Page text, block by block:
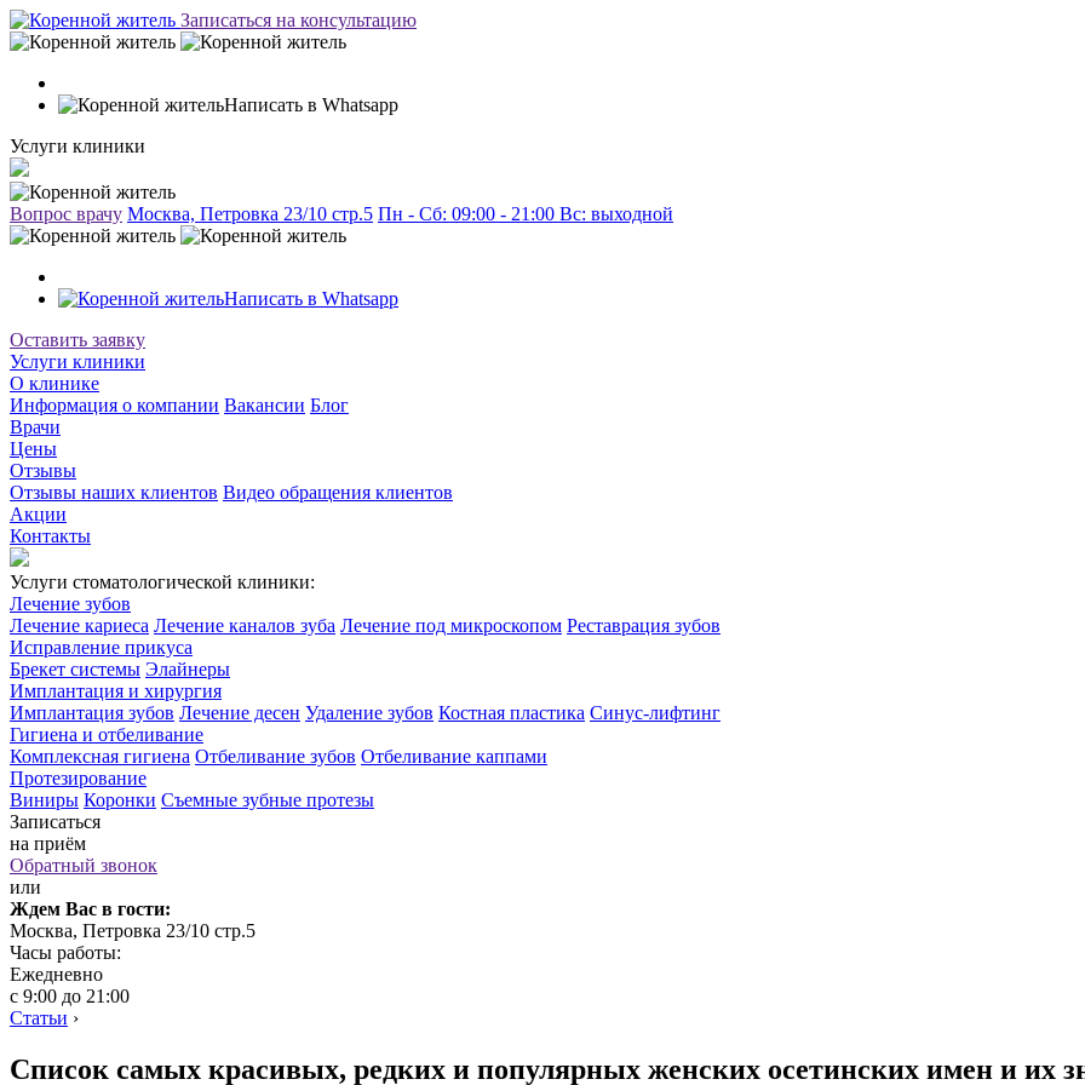
Записаться на консультацию
Написать в Whatsapp
Услуги клиники
Вопрос врачу Москва, Петровка 23/10 стр.5 Пн - Сб: 09:00 - 21:00 Вc: выходной
Написать в Whatsapp
Оставить заявку
Услуги клиники
О клинике
Информация о компании Вакансии Блог
Врачи
Цены
Отзывы
Отзывы наших клиентов Видео обращения клиентов
Акции
Контакты
Услуги стоматологической клиники:
Лечение зубов
Лечение кариеса Лечение каналов зуба Лечение под микроскопом Реставрация зубов
Исправление прикуса
Брекет системы Элайнеры
Имплантация и хирургия
Имплантация зубов Лечение десен Удаление зубов Костная пластика Синус-лифтинг
Гигиена и отбеливание
Комплексная гигиена Отбеливание зубов Отбеливание каппами
Протезирование
Виниры Коронки Съемные зубные протезы
Записаться
на приём
Обратный звонок
или
Ждем Вас в гости:
Москва, Петровка 23/10 стр.5
Часы работы:
Ежедневно
с 9:00 до 21:00
Статьи ›
Список самых красивых, редких и популярных женских осетинских имен и их